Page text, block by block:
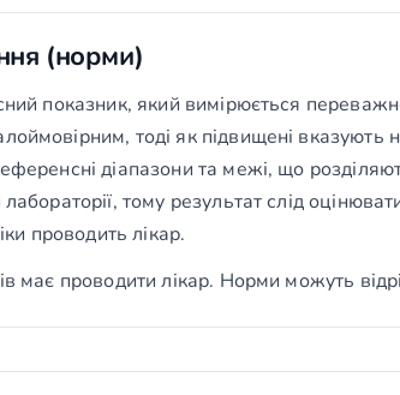
(норми)
показник, який вимірюється
тоді як підвищені
діапазони та межі, що
тому результат слід
проводить лікар.
має проводити лікар. Норми можуть